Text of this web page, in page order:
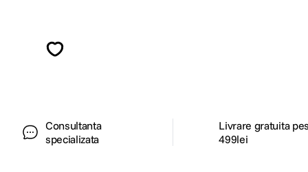
Consultanta
specializata
Livrare gratuita
499lei